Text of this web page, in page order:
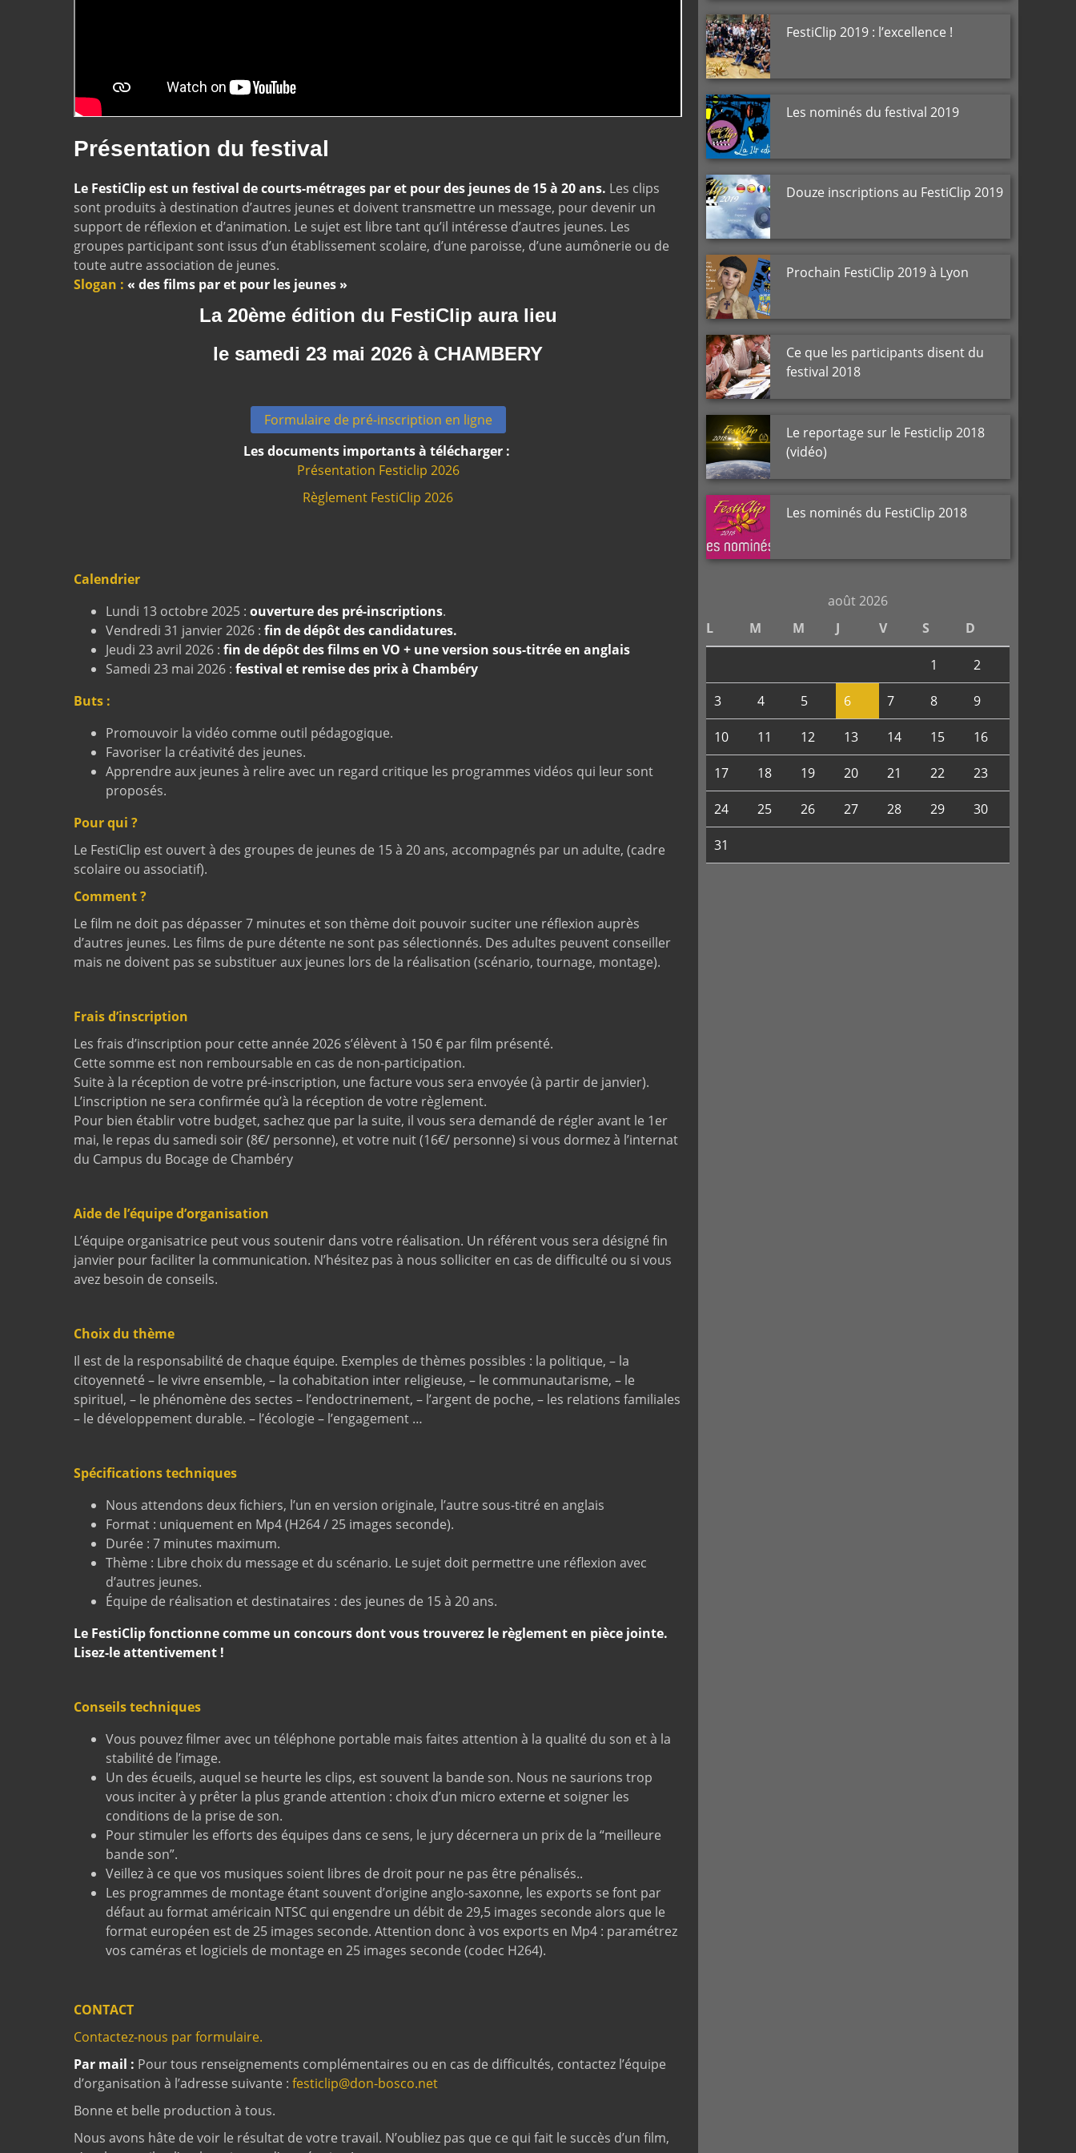
Présentation du festival
Le FestiClip est un festival de courts-métrages par et pour des jeunes de 15 à 20 ans. Les clips
sont produits à destination d’autres jeunes et doivent transmettre un message, pour devenir un
support de réflexion et d’animation. Le sujet est libre tant qu’il intéresse d’autres jeunes. Les
groupes participant sont issus d’un établissement scolaire, d’une paroisse, d’une aumônerie ou de
toute autre association de jeunes.
Slogan : « des films par et pour les jeunes »
La 20ème édition du FestiClip aura lieu
le samedi 23 mai 2026 à CHAMBERY
Formulaire de pré-inscription en ligne
Les documents importants à télécharger :
Présentation Festiclip 2026
Règlement FestiClip 2026
Calendrier
Lundi 13 octobre 2025 : ouverture des pré-inscriptions.
Vendredi 31 janvier 2026 : fin de dépôt des candidatures.
Jeudi 23 avril 2026 : fin de dépôt des films en VO + une version sous-titrée en anglais
Samedi 23 mai 2026 : festival et remise des prix à Chambéry
Buts :
Promouvoir la vidéo comme outil pédagogique.
Favoriser la créativité des jeunes.
Apprendre aux jeunes à relire avec un regard critique les programmes vidéos qui leur sont
proposés.
Pour qui ?
Le FestiClip est ouvert à des groupes de jeunes de 15 à 20 ans, accompagnés par un adulte, (cadre
scolaire ou associatif).
Comment ?
Le film ne doit pas dépasser 7 minutes et son thème doit pouvoir suciter une réflexion auprès
d’autres jeunes. Les films de pure détente ne sont pas sélectionnés. Des adultes peuvent conseiller
mais ne doivent pas se substituer aux jeunes lors de la réalisation (scénario, tournage, montage).
Frais d’inscription
Les frais d’inscription pour cette année 2026 s’élèvent à 150 € par film présenté.
Cette somme est non remboursable en cas de non-participation.
Suite à la réception de votre pré-inscription, une facture vous sera envoyée (à partir de janvier).
L’inscription ne sera confirmée qu’à la réception de votre règlement.
Pour bien établir votre budget, sachez que par la suite, il vous sera demandé de régler avant le 1er
mai, le repas du samedi soir (8€/ personne), et votre nuit (16€/ personne) si vous dormez à l’internat
du Campus du Bocage de Chambéry
Aide de l’équipe d’organisation
L’équipe organisatrice peut vous soutenir dans votre réalisation. Un référent vous sera désigné fin
janvier pour faciliter la communication. N’hésitez pas à nous solliciter en cas de difficulté ou si vous
avez besoin de conseils.
Choix du thème
Il est de la responsabilité de chaque équipe. Exemples de thèmes possibles : la politique, – la
citoyenneté – le vivre ensemble, – la cohabitation inter religieuse, – le communautarisme, – le
spirituel, – le phénomène des sectes – l’endoctrinement, – l’argent de poche, – les relations familiales
– le développement durable. – l’écologie – l’engagement …
Spécifications techniques
Nous attendons deux fichiers, l’un en version originale, l’autre sous-titré en anglais
Format : uniquement en Mp4 (H264 / 25 images seconde).
Durée : 7 minutes maximum.
Thème : Libre choix du message et du scénario. Le sujet doit permettre une réflexion avec
d’autres jeunes.
Équipe de réalisation et destinataires : des jeunes de 15 à 20 ans.
Le FestiClip fonctionne comme un concours dont vous trouverez le règlement en pièce jointe.
Lisez-le attentivement !
Conseils techniques
Vous pouvez filmer avec un téléphone portable mais faites attention à la qualité du son et à la
stabilité de l’image.
Un des écueils, auquel se heurte les clips, est souvent la bande son. Nous ne saurions trop
vous inciter à y prêter la plus grande attention : choix d’un micro externe et soigner les
conditions de la prise de son.
Pour stimuler les efforts des équipes dans ce sens, le jury décernera un prix de la “meilleure
bande son”.
Veillez à ce que vos musiques soient libres de droit pour ne pas être pénalisés..
Les programmes de montage étant souvent d’origine anglo-saxonne, les exports se font par
défaut au format américain NTSC qui engendre un débit de 29,5 images seconde alors que le
format européen est de 25 images seconde. Attention donc à vos exports en Mp4 : paramétrez
vos caméras et logiciels de montage en 25 images seconde (codec H264).
CONTACT
Contactez-nous par formulaire.
Par mail : Pour tous renseignements complémentaires ou en cas de difficultés, contactez l’équipe
d’organisation à l’adresse suivante : festiclip@don-bosco.net
Bonne et belle production à tous.
Nous avons hâte de voir le résultat de votre travail. N’oubliez pas que ce qui fait le succès d’un film,
FestiClip 2019 : l’excellence !
Les nominés du festival 2019
Douze inscriptions au FestiClip 2019
Prochain FestiClip 2019 à Lyon
Ce que les participants disent du
festival 2018
Le reportage sur le Festiclip 2018
(vidéo)
Les nominés du FestiClip 2018
août 2026
L
M M J V S D
1 2
3 4 5 6 7 8 9
10 11 12 13 14 15 16
17 18 19 20 21 22 23
24 25 26 27 28 29 30
31